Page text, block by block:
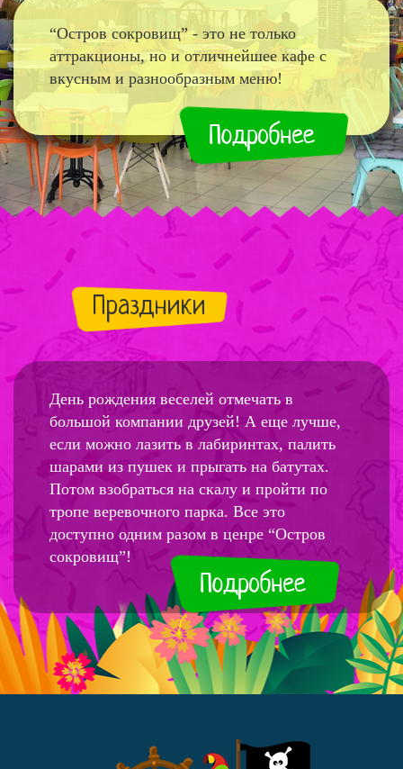
“Остров сокровищ” - это не только
аттракционы, но и отличнейшее кафе с
вкусным и разнообразным меню!
Праздники
День рождения веселей отмечать в
большой компании друзей! А еще лучше,
если можно лазить в лабиринтах, палить
шарами из пушек и прыгать на батутах.
Потом взобраться на скалу и пройти по
тропе веревочного парка. Все это
доступно одним разом в ценре “Остров
сокровищ”!